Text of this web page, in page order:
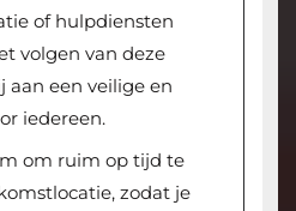
of hulpdiensten
volgen van deze
aan een veilige en
iedereen.
om ruim op tijd te
zodat je